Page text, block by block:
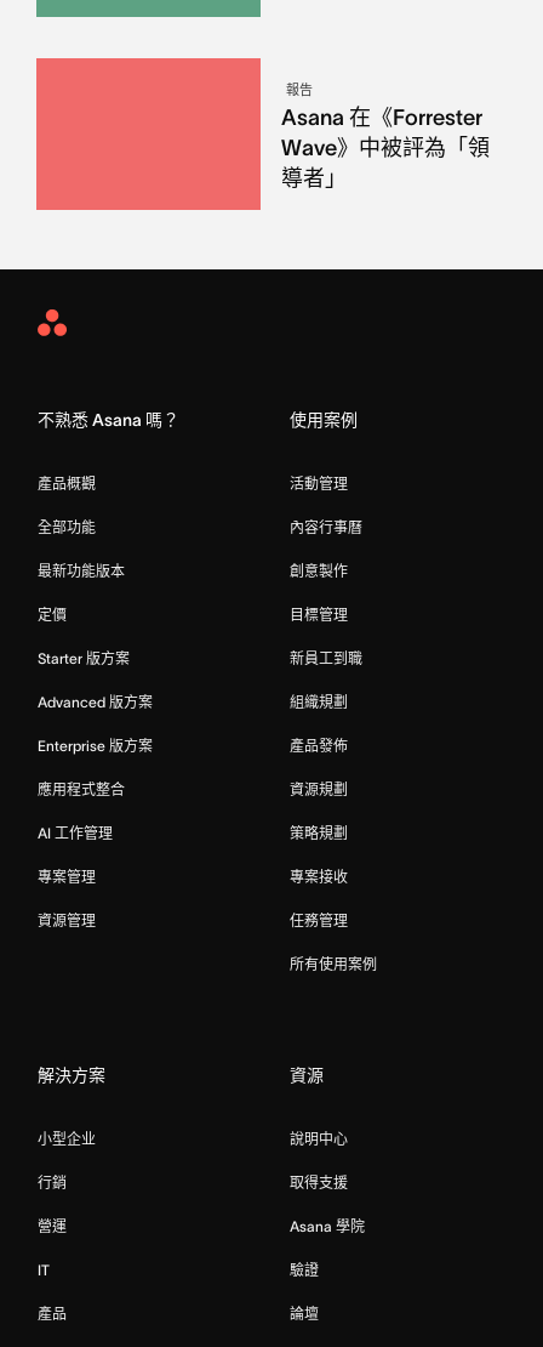
報告
Asana 在《Forrester
Wave》中被評為「領
導者」
Asana
不熟悉 Asana 嗎？
產品概觀
全部功能
最新功能版本
定價
Starter 版方案
Advanced 版方案
Enterprise 版方案
應用程式整合
AI 工作管理
專案管理
資源管理
使用案例
活動管理
內容行事曆
創意製作
目標管理
新員工到職
組織規劃
產品發佈
資源規劃
策略規劃
專案接收
任務管理
所有使用案例
解決方案
小型企业
行銷
營運
IT
產品
資源
說明中心
取得支援
Asana 學院
驗證
論壇